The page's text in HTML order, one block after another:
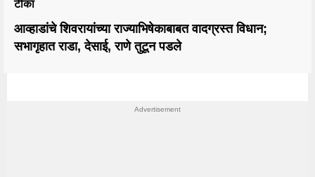
टीका
आव्हाडांचे शिवरायांच्या राज्याभिषेकाबाबत वादग्रस्त विधान;
सभागृहात राडा, देसाई, राणे तुटून पडले